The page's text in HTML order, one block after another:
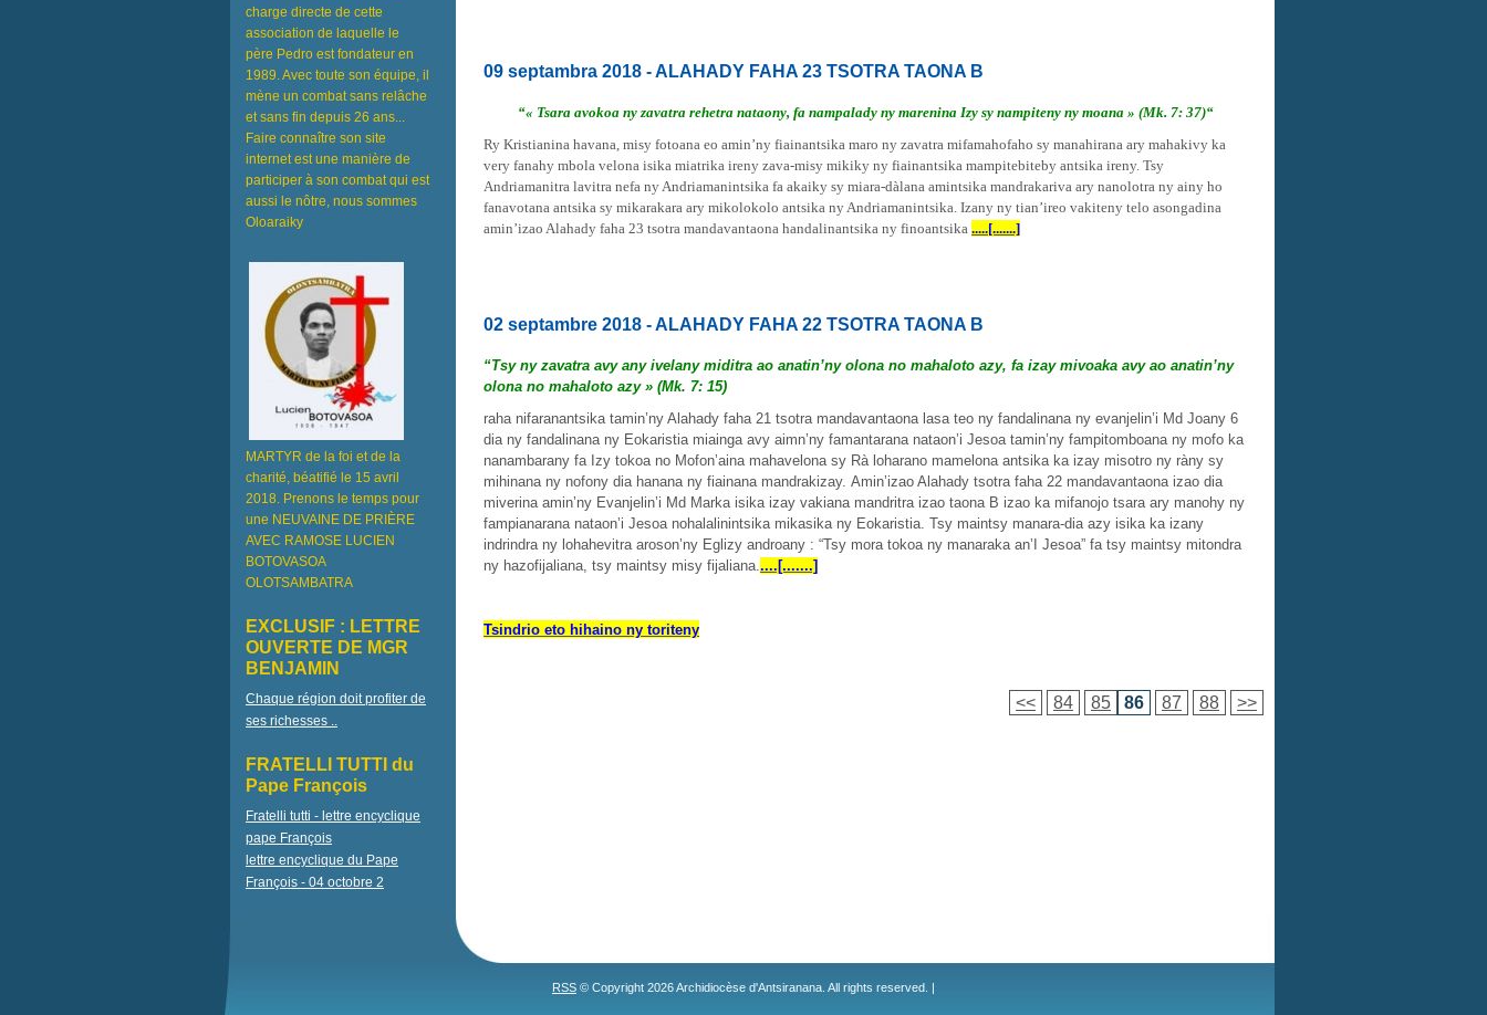
09 septambra 2018 - ALAHADY FAHA 23 TSOTRA TAONA B
“« Tsara avokoa ny zavatra rehetra nataony, fa nampalady ny marenina Izy sy nampiteny ny moana » (Mk. 7: 37)“
Ry Kristianina havana, misy fotoana eo amin’ny fiainantsika maro ny zavatra mifamahofaho sy manahirana ary mahakivy ka
very fanahy mbola velona isika miatrika ireny zava-misy mikiky ny fiainantsika mampitebiteby antsika ireny. Tsy
Andriamanitra lavitra nefa ny Andriamanintsika fa akaiky sy miara-dàlana amintsika mandrakariva ary nanolotra ny ainy ho
fanavotana antsika sy mikarakara ary mikolokolo antsika ny Andriamanintsika. Izany ny tian’ireo vakiteny telo asongadina
amin’izao Alahady faha 23 tsotra mandavantaona handalinantsika ny finoantsika .....[.......]
02 septambre 2018 - ALAHADY FAHA 22 TSOTRA TAONA B
“Tsy ny zavatra avy any ivelany miditra ao anatin’ny olona no mahaloto azy, fa izay mivoaka avy ao anatin’ny
olona no mahaloto azy » (Mk. 7: 15)
raha nifaranantsika tamin’ny Alahady faha 21 tsotra mandavantaona lasa teo ny fandalinana ny evanjelin’i Md Joany 6
dia ny fandalinana ny Eokaristia miainga avy aimn’ny famantarana nataon’i Jesoa tamin’ny fampitomboana ny mofo ka
nanambarany fa Izy tokoa no Mofon’aina mahavelona sy Rà loharano mamelona antsika ka izay misotro ny ràny sy
mihinana ny nofony dia hanana ny fiainana mandrakizay. Amin’izao Alahady tsotra faha 22 mandavantaona izao dia
miverina amin’ny Evanjelin’i Md Marka isika izay vakiana mandritra izao taona B izao ka mifanojo tsara ary manohy ny
fampianarana nataon’i Jesoa nohalalinintsika mikasika ny Eokaristia. Tsy maintsy manara-dia azy isika ka izany
indrindra ny lohahevitra aroson’ny Eglizy androany : “Tsy mora tokoa ny manaraka an’I Jesoa” fa tsy maintsy mitondra
ny hazofijaliana, tsy maintsy misy fijaliana.....[.......]
Tsindrio eto hihaino ny toriteny
<< 84 85 86 87 88 >>
charge directe de cette
association de laquelle le
père Pedro est fondateur en
1989. Avec toute son équipe, il
mène un combat sans relâche
et sans fin depuis 26 ans...
Faire connaître son site
internet est une manière de
participer à son combat qui est
aussi le nôtre, nous sommes
Oloaraiky
MARTYR de la foi et de la
charité, béatifié le 15 avril
2018. Prenons le temps pour
une NEUVAINE DE PRIÈRE
AVEC RAMOSE LUCIEN
BOTOVASOA
OLOTSAMBATRA
EXCLUSIF : LETTRE
OUVERTE DE MGR
BENJAMIN
Chaque région doit profiter de
ses richesses ..
FRATELLI TUTTI du
Pape François
Fratelli tutti - lettre encyclique
pape François
lettre encyclique du Pape
François - 04 octobre 2
RSS © Copyright 2026 Archidiocèse d'Antsiranana. All rights reserved. |